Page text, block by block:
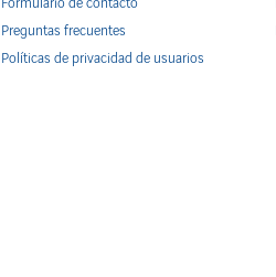
Formulario de contacto
Preguntas frecuentes
Políticas de privacidad de usuarios